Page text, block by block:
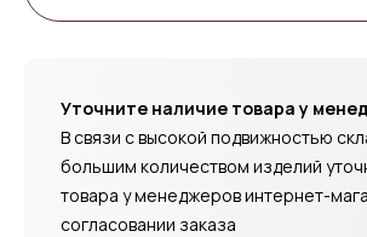
Уточните наличие товара у
В связи с высокой подвижностью
большим количеством изделий
товара у менеджеров интернет-
согласовании заказа